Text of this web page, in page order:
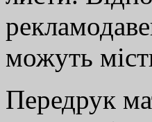
можуть
Передрук